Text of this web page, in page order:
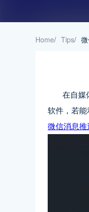
Home/ Tips/
在自媒体
软件，若
微信消息推